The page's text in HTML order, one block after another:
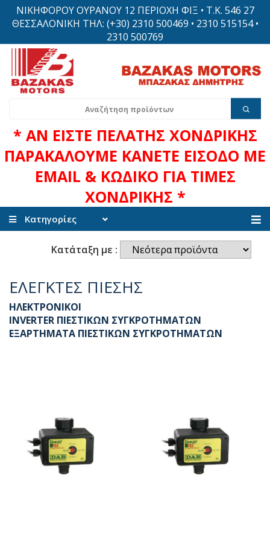
ΝΙΚΗΦΟΡΟΥ ΟΥΡΑΝΟΥ 12 ΠΕΡΙΟΧΗ ΦΙΞ • Τ.Κ. 546 27
ΘΕΣΣΑΛΟΝΙΚΗ ΤΗΛ: (+30) 2310 500469 • 2310 515154 •
2310 500769
* ΑΝ ΕΙΣΤΕ ΠΕΛΑΤΗΣ ΧΟΝΔΡΙΚΗΣ
ΠΑΡΑΚΑΛΟΥΜΕ ΚΑΝΕΤΕ ΕΙΣΟΔΟ ΜΕ
EMAIL & ΚΩΔΙΚΟ ΓΙΑ ΤΙΜΕΣ
ΧΟΝΔΡΙΚΗΣ *
Κατηγορίες
Κατάταξη με :
ΕΛΕΓΚΤΕΣ ΠΙΕΣΗΣ
ΗΛΕΚΤΡΟΝΙΚΟΙ
INVERTER ΠΙΕΣΤΙΚΩΝ ΣΥΓΚΡΟΤΗΜΑΤΩΝ
ΕΞΑΡΤΗΜΑΤΑ ΠΙΕΣΤΙΚΩΝ ΣΥΓΚΡΟΤΗΜΑΤΩΝ